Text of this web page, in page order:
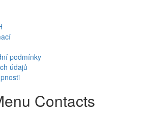
podmínky
údajů
Contacts